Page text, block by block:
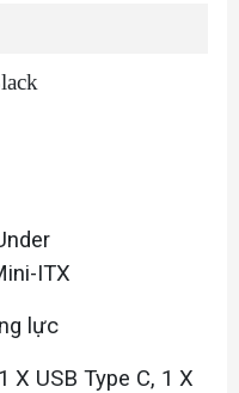
ITX
lực
X USB Type C, 1 X